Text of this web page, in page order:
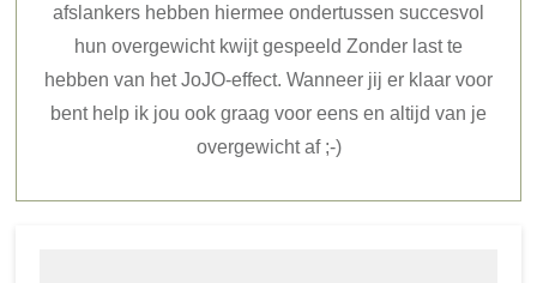
afslankers hebben hiermee ondertussen succesvol
hun overgewicht kwijt gespeeld Zonder last te
hebben van het JoJO-effect. Wanneer jij er klaar voor
bent help ik jou ook graag voor eens en altijd van je
overgewicht af ;-)